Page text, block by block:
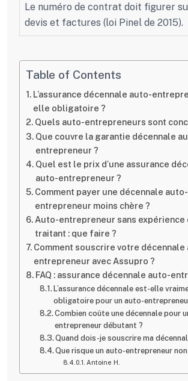
Le numéro de contrat doit figurer
devis et factures (loi Pinel de 2015).
Table of Contents
L’assurance décennale auto-
elle obligatoire ?
Quels auto-entrepreneurs sont
Que couvre la garantie décennale
entrepreneur ?
Quel est le prix d’une assurance
auto-entrepreneur ?
Comment payer une décennale auto-
entrepreneur moins chère ?
Auto-entrepreneur sans expérience
traitant : que faire ?
Comment souscrire votre décennale
entrepreneur avec Assupro ?
FAQ : assurance décennale auto-
L’assurance décennale est-elle
obligatoire pour un auto-
Combien coûte une décennale pour
entrepreneur débutant ?
Quand dois-je souscrire ma
Que risque un auto-entrepreneur
Antoine H.